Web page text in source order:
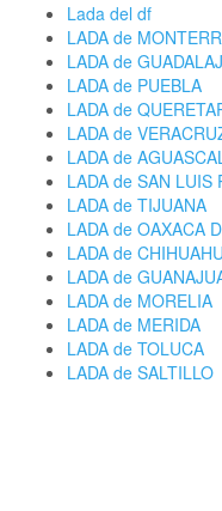
Lada del df
LADA de
LADA de
LADA de PUEBLA
LADA de
LADA de
LADA de
LADA de SAN LUIS
LADA de TIJUANA
LADA de OAXACA
LADA de
LADA de
LADA de MORELIA
LADA de MERIDA
LADA de TOLUCA
LADA de SALTILLO